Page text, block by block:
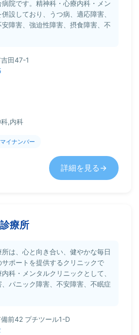
院です。精神科・心療内科・メン
設しており、うつ病、適応障害、
障害、強迫性障害、摂食障害、不
田47-1
,内科
マイナンバー
詳細を見る
療所
は、心と向き合い、健やかな毎日
ポートを提供するクリニックで
科・メンタルクリニックとして、
パニック障害、不安障害、不眠症
前42 プチツール1-D